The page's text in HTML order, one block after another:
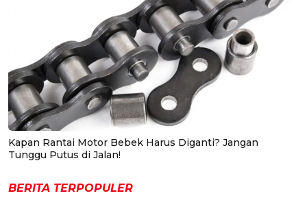
Kapan Rantai Motor Bebek Harus Diganti? Jangan
Tunggu Putus di Jalan!
BERITA TERPOPULER